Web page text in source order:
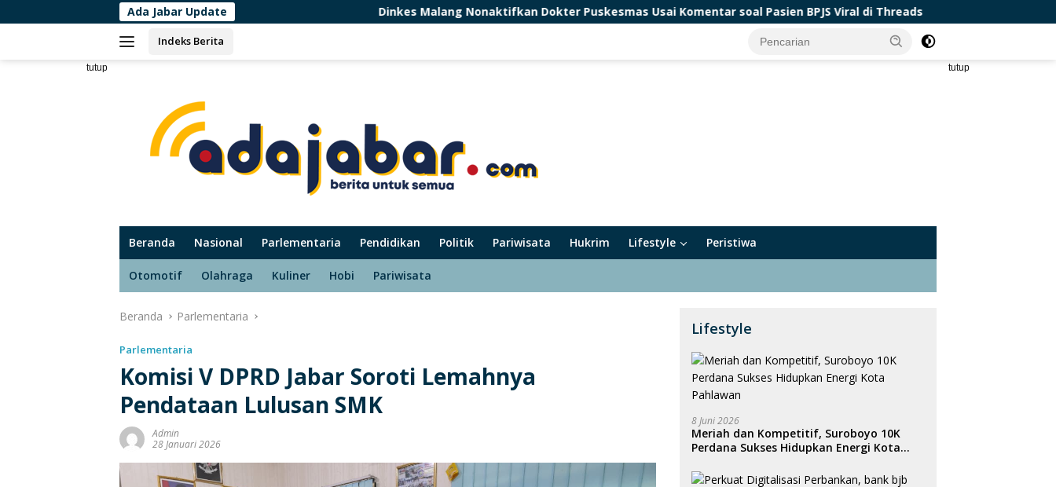
ke
Ada Jabar Update Dinkes Malang Nonaktifkan Dokter Puskesmas Usai Komentar soal Pasien BPJS Viral di Threads Top 10 Negara Asia Terbaik
Indeks Berita
tutup tutup
Beranda Nasional Parlementaria Pendidikan Politik Pariwisata Hukrim Lifestyle Peristiwa
Otomotif Olahraga Kuliner Hobi Pariwisata
Beranda Parlementaria
Parlementaria
Komisi V DPRD Jabar Soroti Lemahnya
Pendataan Lulusan SMK
Admin
28 Januari 2026
Lifestyle
8 Juni 2026
Meriah dan Kompetitif, Suroboyo 10K
Perdana Sukses Hidupkan Energi Kota